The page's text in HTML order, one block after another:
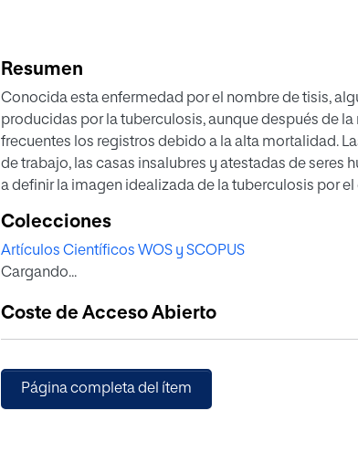
Resumen
Conocida esta enfermedad por el nombre de tisis,
producidas por la tuberculosis, aunque después de
frecuentes los registros debido a la alta mortalidad.
de trabajo, las casas insalubres y atestadas de seres
a definir la imagen idealizada de la tuberculosis por
manifestando, pero sin el concepto añadido de
Colecciones
Artículos Científicos WOS y SCOPUS
Cargando...
Coste de Acceso Abierto
Página completa del ítem